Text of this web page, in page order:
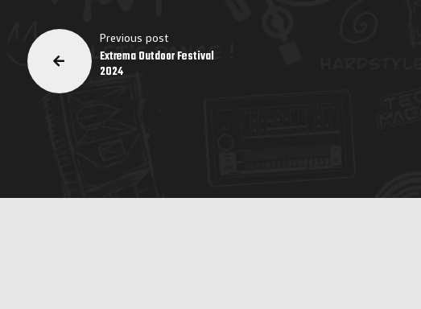
Previous post
Extrema Outdoor Festival
2024